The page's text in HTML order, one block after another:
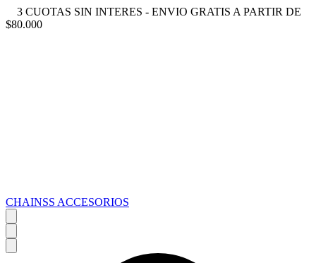
3 CUOTAS SIN INTERES - ENVIO GRATIS A PARTIR DE
$80.000
CHAINSS ACCESORIOS